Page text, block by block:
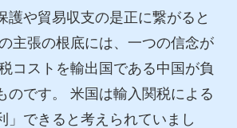
護や貿易収支の是正に繋がると
主張の根底には、一つの信念が
コストを輸出国である中国が負
のです。 米国は輸入関税による
」できると考えられていまし